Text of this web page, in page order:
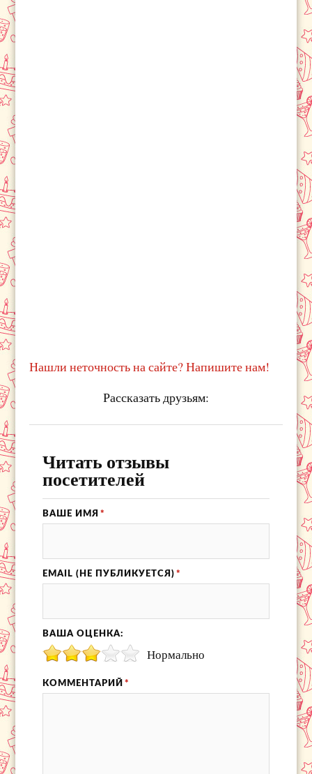
Нашли неточность на сайте? Напишите нам!
Рассказать друзьям:
Читать отзывы
посетителей
ВАШЕ ИМЯ *
EMAIL (НЕ ПУБЛИКУЕТСЯ) *
ВАША ОЦЕНКА:
Нормально
КОММЕНТАРИЙ *